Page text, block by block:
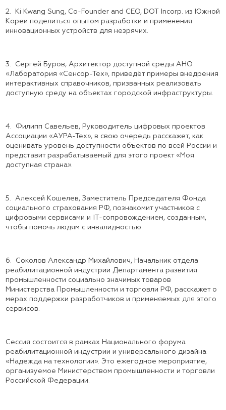
2.
Ki Kwang Sung, Co-Founder and CEO, DOT Incorp. из Южной
Кореи поделиться опытом разработки и применения
инновационных устройств для незрячих.
3.
Сергей Буров, Архитектор доступной среды АНО
«Лаборатория «Сенсор-Тех», приведёт примеры внедрения
интерактивных справочников, призванных реализовать
доступную среду на объектах городской инфраструктуры.
4.
Филипп Савельев, Руководитель цифровых проектов
Ассоциации «АУРА-Тех», в свою очередь расскажет, как
оценивать уровень доступности объектов по всей России и
представит разрабатываемый для этого проект «Моя
доступная страна».
5. Алексей Кошелев, Заместитель Председателя Фонда
социального страхования РФ, познакомит участников с
цифровыми сервисами и IT-сопровождением, созданным,
чтобы помочь людям с инвалидностью.
6.
Соколов Александр Михайлович, Начальник отдела
реабилитационной индустрии Департамента развития
промышленности социально значимых товаров
Министерства Промышленности и торговли РФ, расскажет о
мерах поддержки разработчиков и применяемых для этого
сервисов.
Сессия состоится в рамках Национального форума
реабилитационной индустрии и универсального дизайна
«Надежда на технологии». Это ежегодное мероприятие,
организуемое Министерством промышленности и торговли
Российской Федерации.